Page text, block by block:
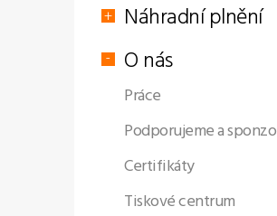
Náhradní plnění
O nás
Práce
Podporujeme a
Certifikáty
Tiskové centrum